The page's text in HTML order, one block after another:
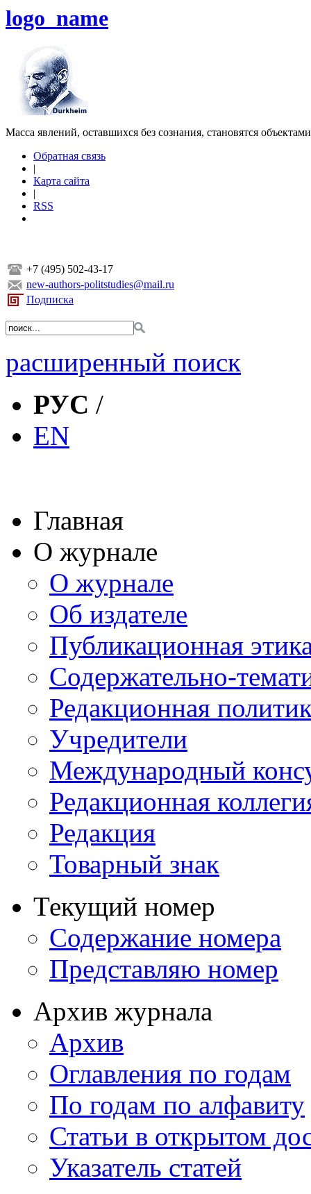
logo_name
Масса явлений, оставшихся без сознания, становятся
Обратная связь
|
Карта сайта
|
RSS
+7 (495) 502-43-17
new-authors-politstudies@mail.ru
Подписка
расширенный поиск
РУС /
EN
Главная
О журнале
О журнале
Об издателе
Публикационная
Содержательно-
Редакционная
Учредители
Международный
Редакционная
Редакция
Товарный знак
Текущий номер
Содержание номера
Представляю номер
Архив журнала
Архив
Оглавления по годам
По годам по алфавиту
Статьи в открытом
Указатель статей